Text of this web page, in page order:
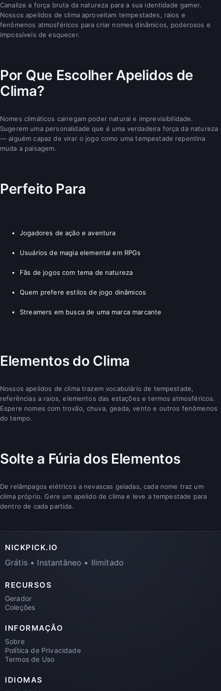
Canalize a força bruta da natureza para a sua identidade gamer.
Nossos apelidos de clima aproveitam tempestades, raios e
fenômenos atmosféricos para criar nomes dinâmicos, poderosos e
impossíveis de esquecer.
Por Que Escolher Apelidos de
Clima?
Nomes climáticos carregam poder natural e imprevisibilidade.
Sugerem uma personalidade que é uma verdadeira força da natureza
— alguém capaz de virar o jogo como uma tempestade repentina
muda a paisagem.
Perfeito Para
Jogadores de ação e aventura
Usuários de magia elemental em RPGs
Fãs de jogos com tema de natureza
Quem prefere estilos de jogo dinâmicos
Streamers em busca de uma marca marcante
Elementos do Clima
Nossos apelidos de clima trazem vocabulário de tempestade,
referências a raios, elementos das estações e termos atmosféricos.
Espere nomes com trovão, chuva, geada, vento e outros fenômenos
do tempo.
Solte a Fúria dos Elementos
De relâmpagos elétricos a nevascas geladas, cada nome traz um
clima próprio. Gere um apelido de clima e leve a tempestade para
dentro de cada partida.
NICKPICK.IO
Grátis • Instantâneo • Ilimitado
RECURSOS
Gerador
Coleções
INFORMAÇÃO
Sobre
Política de Privacidade
Termos de Uso
IDIOMAS